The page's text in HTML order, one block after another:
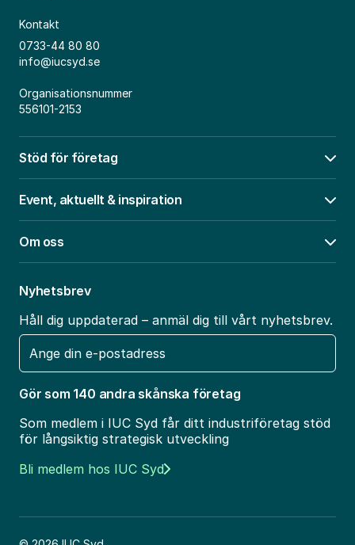
Kontakt
0733-44 80 80
info@iucsyd.se
Organisationsnummer
556101-2153
Stöd för företag
Event, aktuellt & inspiration
Om oss
Nyhetsbrev
Håll dig uppdaterad – anmäl dig till vårt nyhetsbrev.
E-
post
Gör som 140 andra skånska företag
Som medlem i IUC Syd får ditt industriföretag stöd
för långsiktig strategisk utveckling
Bli medlem hos IUC Syd